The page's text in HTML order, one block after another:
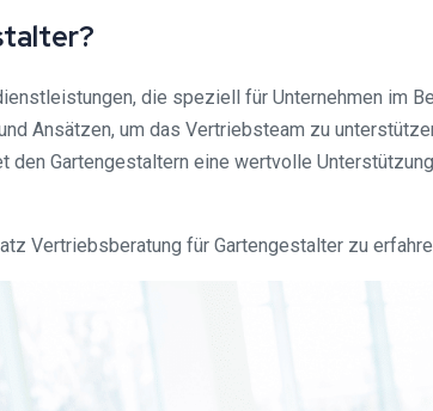
die speziell für Unternehmen im
Ansätzen, um das Vertriebsteam zu
Gartengestaltern eine wertvolle
Vertriebsberatung für Gartengestalter zu